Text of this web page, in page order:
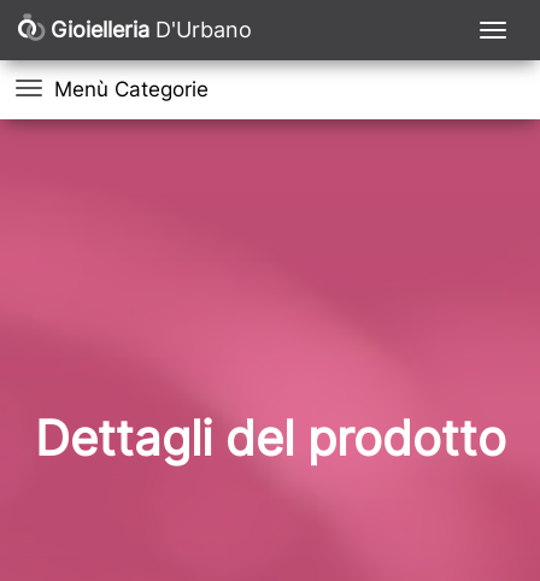
Gioielleria D'Urbano
Menù Categorie
Dettagli del prodotto